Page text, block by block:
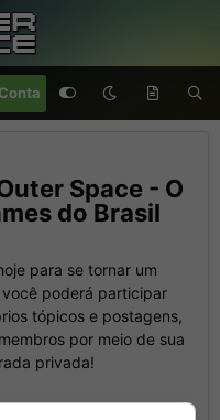
Space - O
do Brasil
para se tornar um
poderá participar
tópicos e postagens,
por meio de sua
privada!